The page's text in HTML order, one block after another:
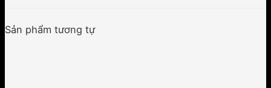
Sản phẩm tương tự